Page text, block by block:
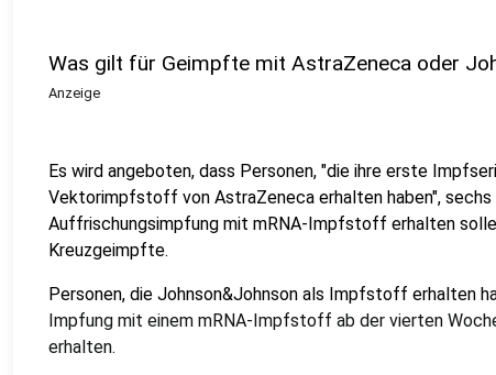
Was gilt für Geimpfte mit AstraZeneca oder
Anzeige
Es wird angeboten, dass Personen, "die ihre erste
Vektorimpfstoff von AstraZeneca erhalten haben",
Auffrischungsimpfung mit mRNA-Impfstoff erhalten
Kreuzgeimpfte.
Personen, die Johnson&Johnson als Impfstoff erhalten
Impfung mit einem mRNA-Impfstoff ab der vierten
erhalten.